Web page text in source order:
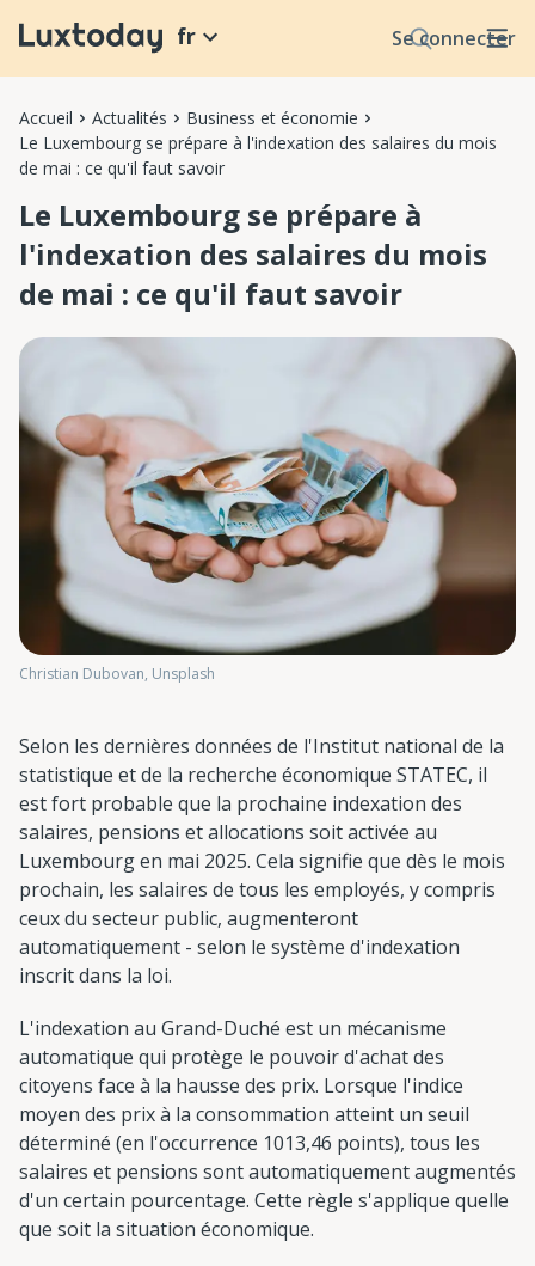
Se connecter
fr
Accueil Actualités
Business et économie
Le Luxembourg se prépare à l'indexation des salaires du mois
de mai : ce qu'il faut savoir
Le Luxembourg se prépare à
l'indexation des salaires du mois
de mai : ce qu'il faut savoir
Christian Dubovan, Unsplash
Selon les dernières données de l'Institut national de la
statistique et de la recherche économique STATEC, il
est fort probable que la prochaine indexation des
salaires, pensions et allocations soit activée au
Luxembourg en mai 2025. Cela signifie que dès le mois
prochain, les salaires de tous les employés, y compris
ceux du secteur public, augmenteront
automatiquement - selon le système d'indexation
inscrit dans la loi.
L'indexation au Grand-Duché est un mécanisme
automatique qui protège le pouvoir d'achat des
citoyens face à la hausse des prix. Lorsque l'indice
moyen des prix à la consommation atteint un seuil
déterminé (en l'occurrence 1013,46 points), tous les
salaires et pensions sont automatiquement augmentés
d'un certain pourcentage. Cette règle s'applique quelle
que soit la situation économique.